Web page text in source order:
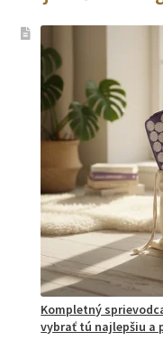
Kompletný
vybrať tú najlepšiu a